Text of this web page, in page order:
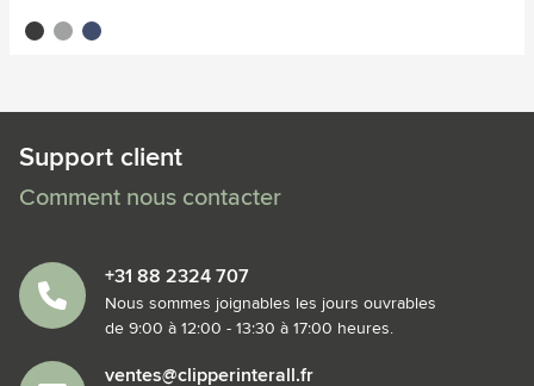
noir gris bleu
Support client
Comment nous contacter
+31 88 2324 707
Nous sommes joignables les jours ouvrables
de 9:00 à 12:00 - 13:30 à 17:00 heures.
ventes@clipperinterall.fr